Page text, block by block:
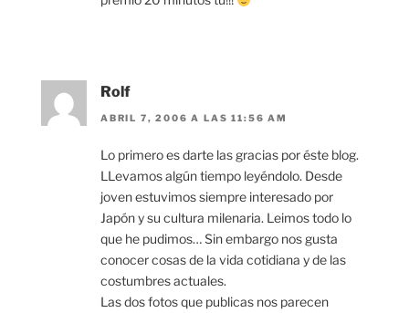
Rolf
ABRIL 7, 2006 A LAS 11:56 AM
Lo primero es darte las gracias por éste blog.
LLevamos algún tiempo leyéndolo. Desde
joven estuvimos siempre interesado por
Japón y su cultura milenaria. Leimos todo lo
que he pudimos… Sin embargo nos gusta
conocer cosas de la vida cotidiana y de las
costumbres actuales.
Las dos fotos que publicas nos parecen